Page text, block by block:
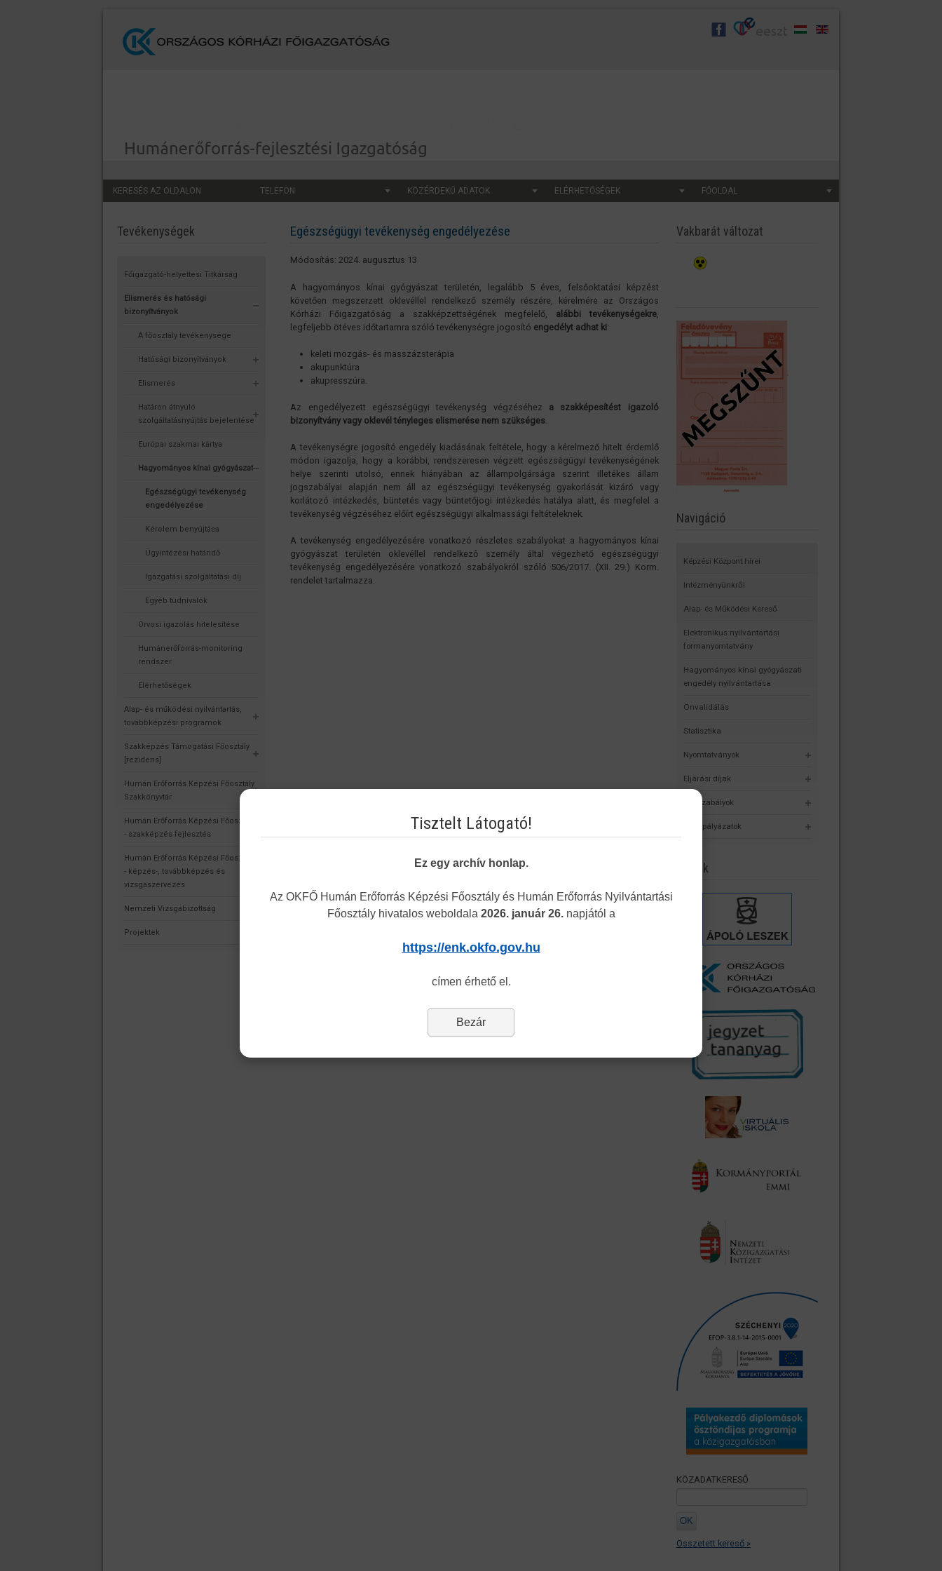
KERESÉS AZ OLDALON TELEFON KÖZÉRDEKŰ ADATOK ELÉRHETŐSÉGEK FŐOLDAL
Tevékenységek
Főigazgató-helyettesi Titkárság
Elismerés és hatósági
bizonyítványok
A főosztály tevékenysége
Hatósági bizonyítványok
Elismerés
Határon átnyúló
szolgáltatásnyújtás bejelentése
Európai szakmai kártya
Hagyományos kínai gyógyászat
Egészségügyi tevékenység
engedélyezése
Kérelem benyújtása
Ügyintézési határidő
Igazgatási szolgáltatási díj
Egyéb tudnivalók
Orvosi igazolás hitelesítése
Humánerőforrás-monitoring
rendszer
Elérhetőségek
Alap- és működési nyilvántartás,
továbbképzési programok
Szakképzés Támogatási Főosztály
[rezidens]
Humán Erőforrás Képzési Főosztály
Szakkönyvtár
Humán Erőforrás Képzési Főosztály
- szakképzés fejlesztés
Humán Erőforrás Képzési Főosztály
- képzés-, továbbképzés és
vizsgaszervezés
Nemzeti Vizsgabizottság
Projektek
Egészségügyi tevékenység engedélyezése
Módosítás: 2024. augusztus 13
A hagyományos kínai gyógyászat területén, legalább 5 éves, felsőoktatási képzést
követően megszerzett oklevéllel rendelkező személy részére, kérelmére az Országos
Kórházi Főigazgatóság a szakképzettségének megfelelő, alábbi tevékenységekre,
legfeljebb ötéves időtartamra szóló tevékenységre jogosító engedélyt adhat ki:
keleti mozgás- és masszázsterápia
akupunktúra
akupresszúra.
Az engedélyezett egészségügyi tevékenység végzéséhez a szakképesítést igazoló
bizonyítvány vagy oklevél tényleges elismerése nem szükséges
A tevékenységre jogosító engedély kiadásának feltétele, hogy a kérelmező hitelt érdemlő
módon igazolja, hogy a korábbi, rendszeresen végzett egészségügyi tevékenységének
helye szerinti utolsó, ennek hiányában az állampolgársága szerint illetékes állam
jogszabályai alapján nem áll az egészségügyi tevékenység gyakorlását kizáró vagy
korlátozó intézkedés, büntetés vagy büntetőjogi intézkedés hatálya alatt, és megfelel a
tevékenység végzéséhez előírt egészségügyi alkalmassági feltételeknek.
A tevékenység engedélyezésére vonatkozó részletes szabályokat a hagyományos kínai
gyógyászat területén oklevéllel rendelkező személy által végezhető egészségügyi
tevékenység engedélyezésére vonatkozó szabályokról szóló 506/2017. (XII. 29.) Korm.
rendelet tartalmazza.
Vakbarát változat
Navigáció
Képzési Központ hírei
Intézményünkről
Alap- és Működési Kereső
Elektronikus nyilvántartási
formanyomtatvány
Hagyományos kínai gyógyászati
engedély nyilvántartása
Önvalidálás
Statisztika
Nyomtatványok
Eljárási díjak
Jogszabályok
Álláspályázatok
Linkek
KÖZADATKERESŐ
Összetett kereső »
Tisztelt Látogató!
Ez egy archív honlap.
Az OKFŐ Humán Erőforrás Képzési Főosztály és Humán Erőforrás Nyilvántartási
Főosztály hivatalos weboldala 2026. január 26.napjától a
https://enk.okfo.gov.hu
címen érhető el.
Bezár